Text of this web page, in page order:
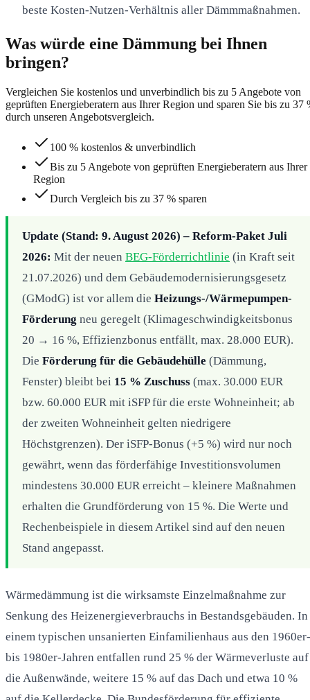
beste Kosten-Nutzen-Verhältnis aller Dämmmaßnahmen.
Was würde eine Dämmung bei Ihnen
bringen?
Vergleichen Sie kostenlos und unverbindlich bis zu 5 Angebote von
geprüften Energieberatern aus Ihrer Region und sparen Sie bis zu 37
durch unseren Angebotsvergleich.
100 % kostenlos & unverbindlich
Bis zu 5 Angebote von geprüften Energieberatern aus Ihrer
Region
Durch Vergleich bis zu 37 % sparen
Update (Stand: 9. August 2026) – Reform-Paket Juli
2026: Mit der neuen BEG-Förderrichtlinie (in Kraft seit
21.07.2026) und dem Gebäudemodernisierungsgesetz
(GModG) ist vor allem die Heizungs-/Wärmepumpen-
Förderung neu geregelt (Klimageschwindigkeitsbonus
20 → 16 %, Effizienzbonus entfällt, max. 28.000 EUR).
Die Förderung für die Gebäudehülle (Dämmung,
Fenster) bleibt bei 15 % Zuschuss (max. 30.000 EUR
bzw. 60.000 EUR mit iSFP für die erste Wohneinheit; ab
der zweiten Wohneinheit gelten niedrigere
Höchstgrenzen). Der iSFP-Bonus (+5 %) wird nur noch
gewährt, wenn das förderfähige Investitionsvolumen
mindestens 30.000 EUR erreicht – kleinere Maßnahmen
erhalten die Grundförderung von 15 %. Die Werte und
Rechenbeispiele in diesem Artikel sind auf den neuen
Stand angepasst.
Wärmedämmung ist die wirksamste Einzelmaßnahme zur
Senkung des Heizenergieverbrauchs in Bestandsgebäuden. In
einem typischen unsanierten Einfamilienhaus aus den 1960er-
bis 1980er-Jahren entfallen rund 25 % der Wärmeverluste auf
die Außenwände, weitere 15 % auf das Dach und etwa 10 %